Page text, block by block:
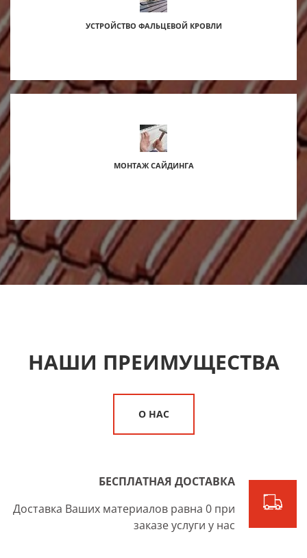
УСТРОЙСТВО ФАЛЬЦЕВОЙ КРОВЛИ
МОНТАЖ САЙДИНГА
НАШИ ПРЕИМУЩЕСТВА
О НАС
БЕСПЛАТНАЯ ДОСТАВКА
Доставка Ваших материалов равна 0 при
заказе услуги у нас